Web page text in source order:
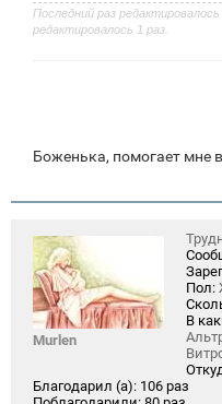
е
Последний раз редактировалось
редактировалось 1 раз.
Боженька, помогает мне
Murlen
Пол:
В
Благодарил (а): 106 раз